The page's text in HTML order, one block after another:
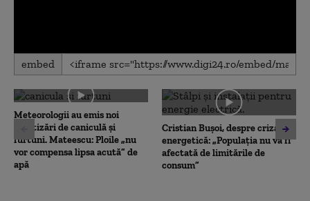
0
seconds
0
seconds
embed
Meteorologii au emis noi
avertizări de caniculă și
furtuni. Mateescu: Ploile „nu
vor compensa lipsa acută” de
apă
Cristian Bușoi, despre criza
energetică: „Populația nu va fi
afectată de limitările de
consum”